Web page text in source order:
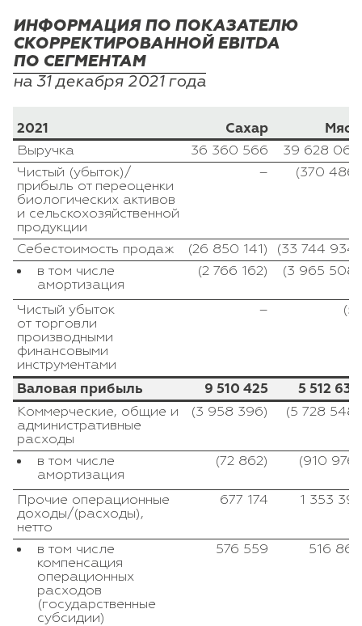
ИНФОРМАЦИЯ ПО ПОКАЗАТЕЛЮ
СКОРРЕКТИРОВАННОЙ EBITDA
ПО СЕГМЕНТАМ
на 31 декабря 2021 года
2021 Сахар Мясо
Выручка 36 360 566
39 628 064
Чистый (убыток)/
прибыль от переоценки
биологических активов
и сельскохозяйственной
продукции
– (370 486)
Себестоимость продаж (26 850 141)
(33 744 934)
в том числе
амортизация
(2 766 162) (3 965 508)
Чистый убыток
от торговли
производными
финансовыми
инструментами
– (5)
Валовая прибыль 9 510 425 5 512 639
Коммерческие, общие и
административные
расходы
(3 958 396) (5 728 548)
в том числе
амортизация
(72 862) (910 976)
Прочие операционные
доходы/(расходы),
нетто
677 174 1 353 391
в том числе
компенсация
операционных
расходов
(государственные
субсидии)
576 559 516 862